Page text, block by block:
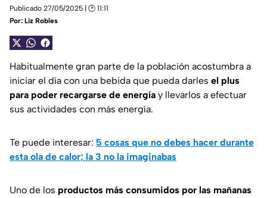
Publicado 27/05/2025 | 🕑 11:11
Por: Liz Robles
Habitualmente gran parte de la población acostumbra a
iniciar el día con una bebida que pueda darles el plus
para poder recargarse de energía y llevarlos a efectuar
sus actividades con más energía.
Te puede interesar: 5 cosas que no debes hacer durante
esta ola de calor; la 3 no la imaginabas
Uno de los productos más consumidos por las mañanas